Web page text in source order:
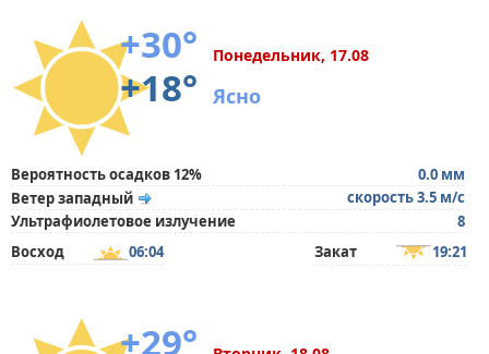
+30°
+18°
Понедельник, 17.08
Ясно
Вероятность осадков 12%
0.0 мм
Ветер западный
скорость 3.5 м/с
Ультрафиолетовое излучение
8
Восход
06:04 Закат 19:21
+29°